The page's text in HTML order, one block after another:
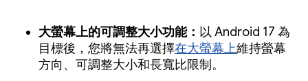
大螢幕上的可調整大小功能： 以 Android 17 為
目標後，您將無法再選擇在大螢幕上維持螢幕
方向、可調整大小和長寬比限制。